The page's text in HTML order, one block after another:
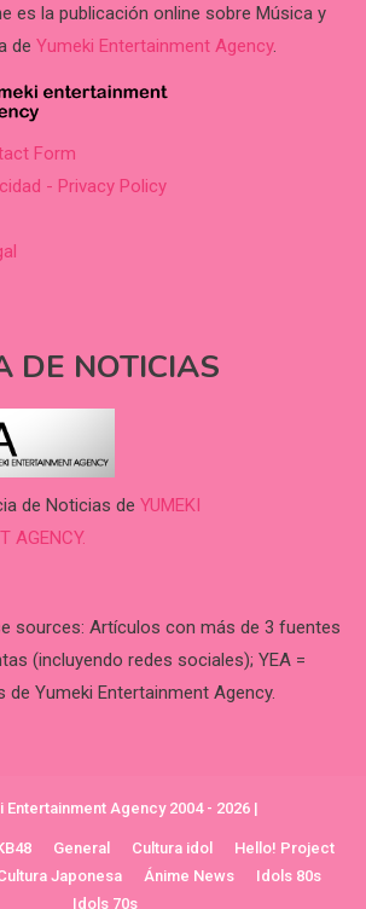
es la publicación online sobre Música y
de Yumeki Entertainment Agency.
Form
- Privacy Policy
DE NOTICIAS
de Noticias de YUMEKI
AGENCY.
sources: Artículos con más de 3 fuentes
(incluyendo redes sociales); YEA =
de Yumeki Entertainment Agency.
Entertainment Agency 2004 - 2026 |
General Cultura idol
Hello! Project
Japonesa Ánime News
Idols 80s
Idols 70s